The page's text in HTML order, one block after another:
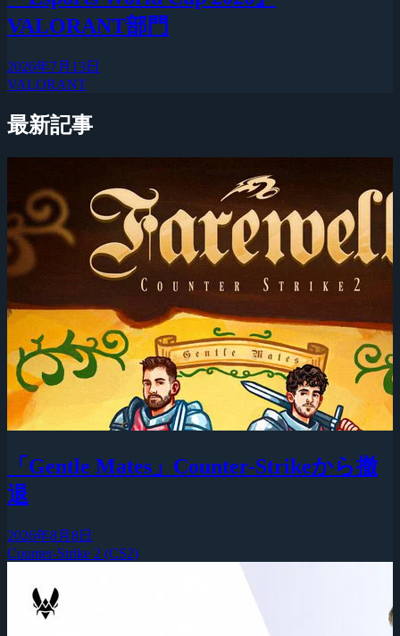
VALORANT部門
2026年7月13日
VALORANT
最新記事
「Gentle Mates」Counter-Strikeから撤
退
2026年8月8日
Counter-Strike 2 (CS2)